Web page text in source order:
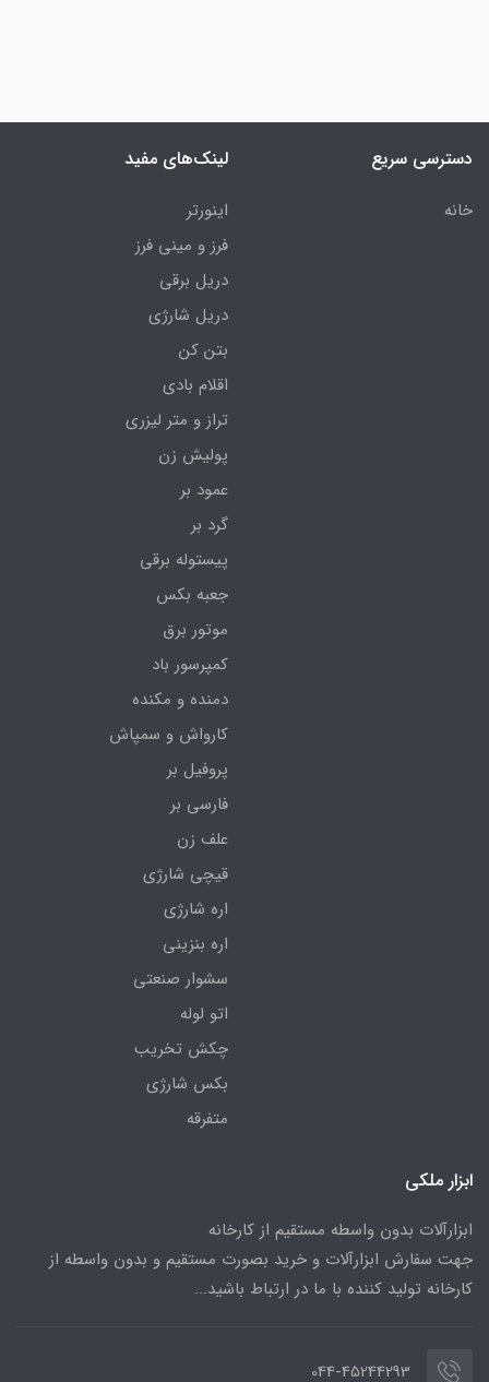
دسترسی سریع
خانه
لینک‌های مفید
اینورتر
فرز و مینی فرز
دریل برقی
دریل شارژی
بتن کن
اقلام بادی
تراز و متر لیزری
پولیش زن
عمود بر
گرد بر
پیستوله برقی
جعبه بکس
موتور برق
کمپرسور باد
دمنده و مکنده
کارواش و سمپاش
پروفیل بر
فارسی بر
علف زن
قیچی شارژی
اره شارژی
اره بنزینی
سشوار صنعتی
اتو لوله
چکش تخریب
بکس شارژی
متفرقه
ابزار ملکی
ابزارآلات بدون واسطه مستقیم از کارخانه
جهت سفارش ابزارآلات و خرید بصورت مستقیم و بدون واسطه از
کارخانه تولید کننده با ما در ارتباط باشید...
044-45244293